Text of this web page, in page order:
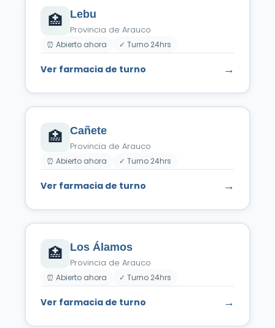
🏥 Lebu
Provincia de Arauco
⏰ Abierto ahora ✓ Turno 24hrs
Ver farmacia de turno →
🏥 Cañete
Provincia de Arauco
⏰ Abierto ahora ✓ Turno 24hrs
Ver farmacia de turno →
🏥 Los Álamos
Provincia de Arauco
⏰ Abierto ahora ✓ Turno 24hrs
Ver farmacia de turno →